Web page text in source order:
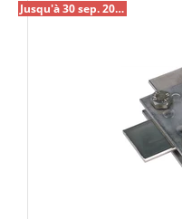
Jusqu'à 30 sep. 2026 %